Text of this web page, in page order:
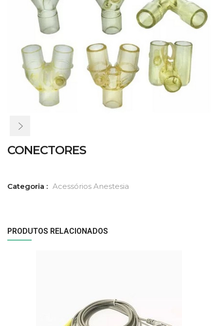
CONECTORES
Categoria : Acessórios Anestesia
PRODUTOS RELACIONADOS